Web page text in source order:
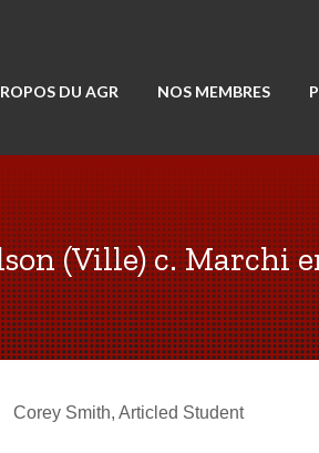
DU AGR NOS MEMBRES
(Ville) c. Marchi
Corey Smith, Articled Student